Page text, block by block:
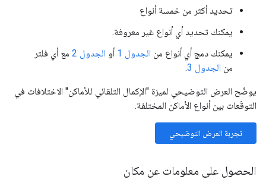
تحديد أكثر من خمسة أنواع
يمكنك تحديد أي أنواع غير معروفة.
يمكنك دمج أي أنواع من الجدول 1 أو الجدول 2
مع أي فلتر
من الجدول 3 .
يوضّح العرض التوضيحي لميزة "الإكمال التلقائي للأماكن" الاختلافات في
التوقّعات بين أنواع الأماكن المختلفة.
تجربة العرض التوضيحي
الحصول على معلومات عن مكان